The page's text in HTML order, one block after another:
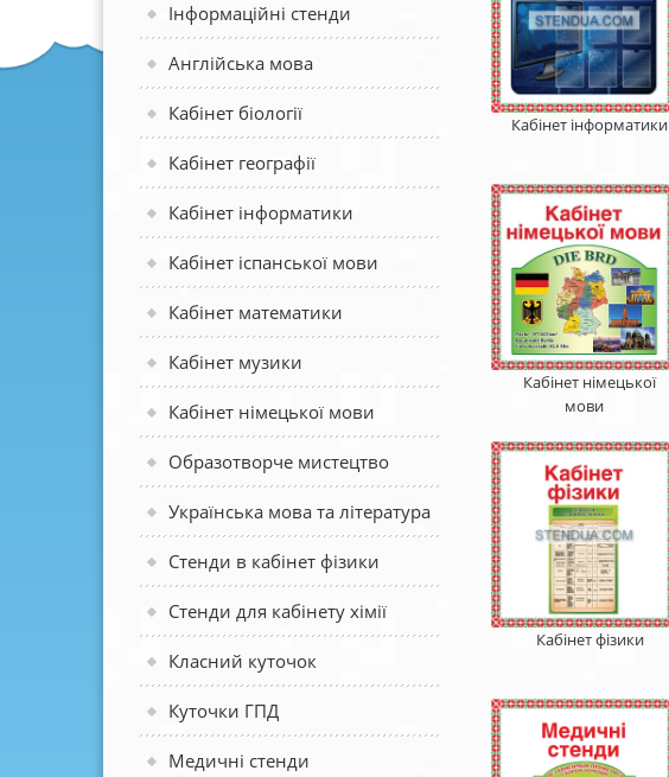
Інформаційні стенди
Англійська мова
Кабінет біології
Кабінет географії
Кабінет інформатики
Кабінет іспанської мови
Кабінет математики
Кабінет музики
Кабінет німецької мови
Образотворче мистецтво
Українська мова та література
Стенди в кабінет фізики
Стенди для кабінету хімії
Класний куточок
Куточки ГПД
Медичні стенди
Кабінет інформатики
Кабінет німецької
мови
Кабінет фізики